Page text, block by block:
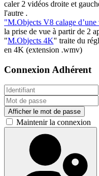
caler 2 vidéos droite et
l'autre .
"M.Objects V8 calage
la prise de vue à partir de 2
"M.Objects 4K" traite du
en 4K (extension .wmv)
Connexion Adhérent
Afficher le mot de passe
Maintenir la connexion